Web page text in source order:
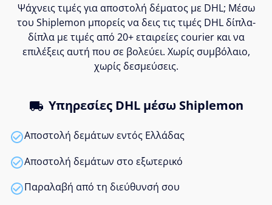
Ψάχνεις τιμές για αποστολή δέματος με DHL; Μέσω
του Shiplemon μπορείς να δεις τις τιμές DHL δίπλα-
δίπλα με τιμές από 20+ εταιρείες courier και να
επιλέξεις αυτή που σε βολεύει. Χωρίς συμβόλαιο,
χωρίς δεσμεύσεις.
Υπηρεσίες DHL μέσω Shiplemon
Αποστολή δεμάτων εντός Ελλάδας
Αποστολή δεμάτων στο εξωτερικό
Παραλαβή από τη διεύθυνσή σου